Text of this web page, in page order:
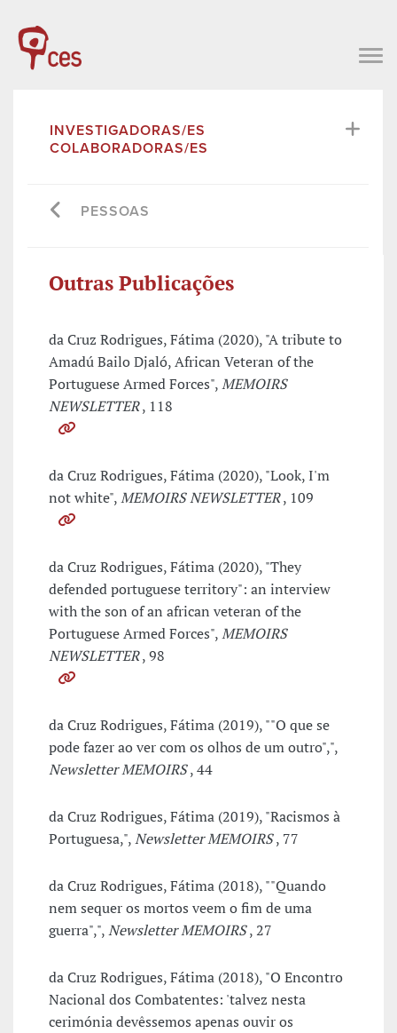
INVESTIGADORAS/ES
COLABORADORAS/ES
PESSOAS
Outras Publicações
da Cruz Rodrigues, Fátima (2020), "A tribute to
Amadú Bailo Djaló, African Veteran of the
Portuguese Armed Forces",MEMOIRS
NEWSLETTER, 118
da Cruz Rodrigues, Fátima (2020), "Look, I'm
not white",MEMOIRS NEWSLETTER, 109
da Cruz Rodrigues, Fátima (2020), "They
defended portuguese territory": an interview
with the son of an african veteran of the
Portuguese Armed Forces",MEMOIRS
NEWSLETTER, 98
da Cruz Rodrigues, Fátima (2019), ""O que se
pode fazer ao ver com os olhos de um outro",",
Newsletter MEMOIRS, 44
da Cruz Rodrigues, Fátima (2019), "Racismos à
Portuguesa,",Newsletter MEMOIRS, 77
da Cruz Rodrigues, Fátima (2018), ""Quando
nem sequer os mortos veem o fim de uma
guerra",",Newsletter MEMOIRS, 27
da Cruz Rodrigues, Fátima (2018), "O Encontro
Nacional dos Combatentes: 'talvez nesta
cerimónia devêssemos apenas ouvir os